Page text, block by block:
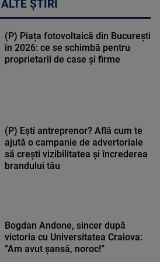
ALTE ȘTIRI
(P) Piața fotovoltaică din București
în 2026: ce se schimbă pentru
proprietarii de case și firme
(P) Ești antreprenor? Află cum te
ajută o campanie de advertoriale
să crești vizibilitatea și încrederea
brandului tău
Bogdan Andone, sincer după
victoria cu Universitatea Craiova:
”Am avut șansă, noroc!”